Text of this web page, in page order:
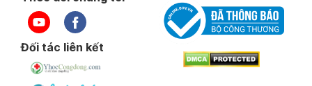
Đối tác liên kết